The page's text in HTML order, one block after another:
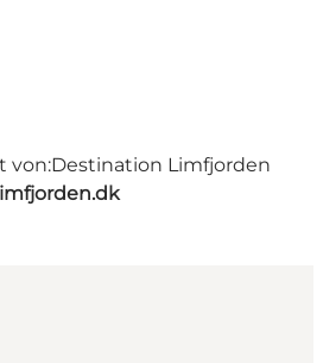
von:Destination Limfjorden